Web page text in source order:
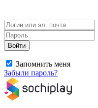
Войти
Запомнить меня
Забыли пароль?